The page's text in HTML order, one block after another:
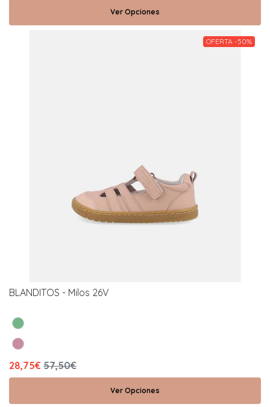
Ver Opciones
OFERTA -50%
BLANDITOS - Milos 26V
28,75€ 57,50€
Ver Opciones